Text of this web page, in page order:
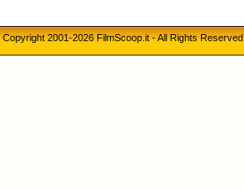
Copyright 2001-2026 FilmScoop.it - All Rights Reserved